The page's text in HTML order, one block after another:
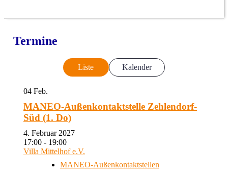
Termine
Liste Kalender
04 Feb.
MANEO-Außenkontaktstelle Zehlendorf-
Süd (1. Do)
4. Februar 2027
17:00 - 19:00
Villa Mittelhof e.V.
MANEO-Außenkontaktstellen